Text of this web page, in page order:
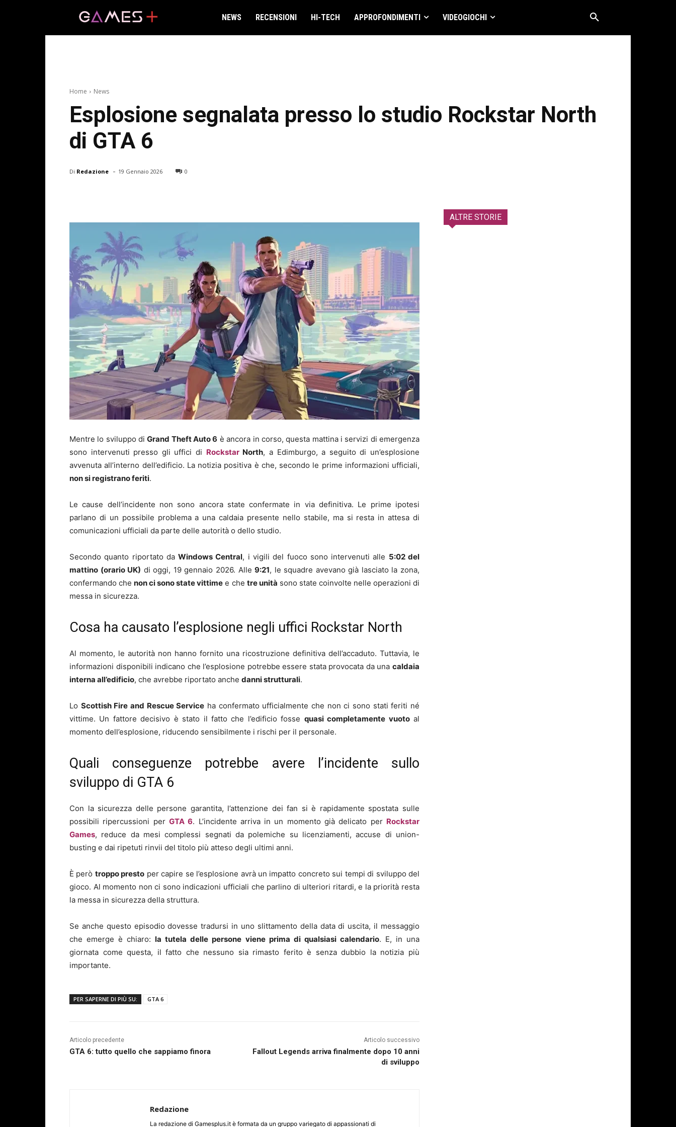
NEWS RECENSIONI HI-TECH APPROFONDIMENTI VIDEOGIOCHI
Home News
Esplosione segnalata presso lo studio Rockstar North
di GTA 6
Di Redazione - 19 Gennaio 2026 0
Mentre lo sviluppo diGrand Theft Auto 6 è ancora in corso, questa mattina i servizi di emergenza
sono intervenuti presso gli uffici di RockstarNorth, a Edimburgo, a seguito di un’esplosione
avvenuta all’interno dell’edificio. La notizia positiva è che, secondo le prime informazioni ufficiali,
non si registrano feriti.
Le cause dell’incidente non sono ancora state confermate in via definitiva. Le prime ipotesi
parlano di un possibile problema a una caldaia presente nello stabile, ma si resta in attesa di
comunicazioni ufficiali da parte delle autorità o dello studio.
Secondo quanto riportato daWindows Central, i vigili del fuoco sono intervenuti alle 5:02 del
mattino (orario UK) di oggi, 19 gennaio 2026. Alle9:21, le squadre avevano già lasciato la zona,
confermando chenon ci sono state vittime e che tre unità sono state coinvolte nelle operazioni di
messa in sicurezza.
Cosa ha causato l’esplosione negli uffici Rockstar North
Al momento, le autorità non hanno fornito una ricostruzione definitiva dell’accaduto. Tuttavia, le
informazioni disponibili indicano che l’esplosione potrebbe essere stata provocata da una caldaia
interna all’edificio, che avrebbe riportato anche danni strutturali.
Lo Scottish Fire and Rescue Service ha confermato ufficialmente che non ci sono stati feriti né
vittime. Un fattore decisivo è stato il fatto che l’edificio fosse quasi completamente vuotoal
momento dell’esplosione, riducendo sensibilmente i rischi per il personale.
Quali conseguenze potrebbe avere l’incidente sullo
sviluppo di GTA 6
Con la sicurezza delle persone garantita, l’attenzione dei fan si è rapidamente spostata sulle
possibili ripercussioni per GTA 6. L’incidente arriva in un momento già delicato per Rockstar
Games, reduce da mesi complessi segnati da polemiche su licenziamenti, accuse di union-
busting e dai ripetuti rinvii del titolo più atteso degli ultimi anni.
È però troppo presto per capire se l’esplosione avrà un impatto concreto sui tempi di sviluppo del
gioco. Al momento non ci sono indicazioni ufficiali che parlino di ulteriori ritardi, e la priorità resta
la messa in sicurezza della struttura.
Se anche questo episodio dovesse tradursi in uno slittamento della data di uscita, il messaggio
che emerge è chiaro:la tutela delle persone viene prima di qualsiasi calendario. E, in una
giornata come questa, il fatto che nessuno sia rimasto ferito è senza dubbio la notizia più
importante.
PER SAPERNE DI PIÙ SU: GTA 6
Articolo precedente
GTA 6: tutto quello che sappiamo finora
Articolo successivo
Fallout Legends arriva finalmente dopo 10 anni
di sviluppo
Redazione
La redazione di Gamesplus.it è formata da un gruppo variegato di appassionati di
ALTRE STORIE